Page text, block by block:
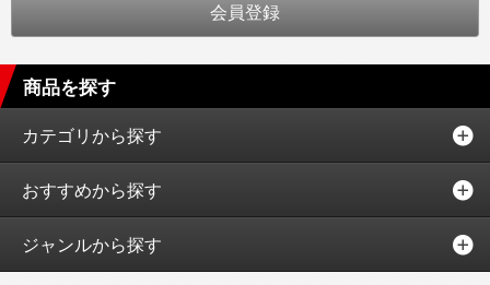
商品を探す
カテゴリから探す
おすすめから探す
ジャンルから探す